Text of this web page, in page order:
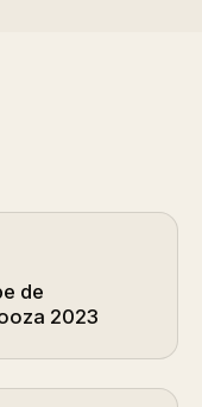
de
2023